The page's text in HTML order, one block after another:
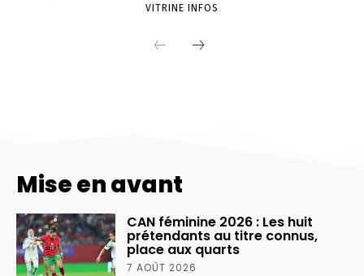
Mise en avant
CAN féminine 2026 : Les huit
prétendants au titre connus,
place aux quarts
7 AOÛT 2026